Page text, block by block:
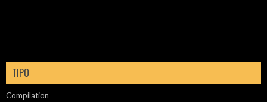
TIPO
Compilation